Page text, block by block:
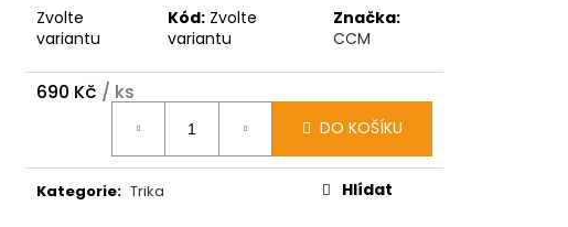
Zvolte
variantu
Kód: Zvolte
variantu
Značka:
CCM
690 Kč / ks
DO KOŠÍKU
Kategorie: Trika Hlídat